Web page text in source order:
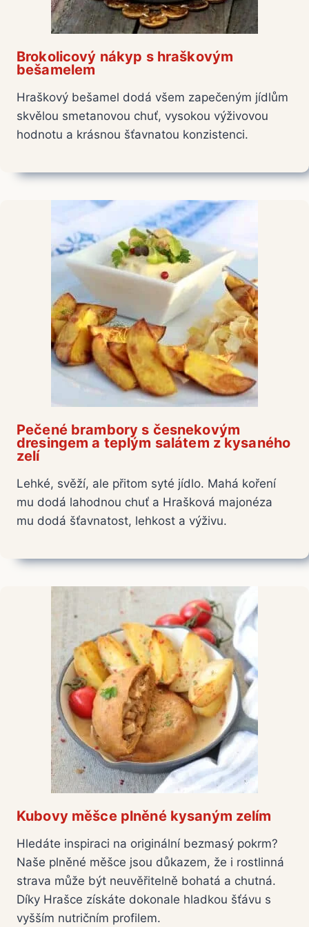
Brokolicový nákyp s hraškovým
bešamelem
Hraškový bešamel dodá všem zapečeným jídlům
skvělou smetanovou chuť, vysokou výživovou
hodnotu a krásnou šťavnatou konzistenci.
Pečené brambory s česnekovým
dresingem a teplým salátem z kysaného
zelí
Lehké, svěží, ale přitom syté jídlo. Mahá koření
mu dodá lahodnou chuť a Hrašková majonéza
mu dodá šťavnatost, lehkost a výživu.
Kubovy měšce plněné kysaným zelím
Hledáte inspiraci na originální bezmasý pokrm?
Naše plněné měšce jsou důkazem, že i rostlinná
strava může být neuvěřitelně bohatá a chutná.
Díky Hrašce získáte dokonale hladkou šťávu s
vyšším nutričním profilem.